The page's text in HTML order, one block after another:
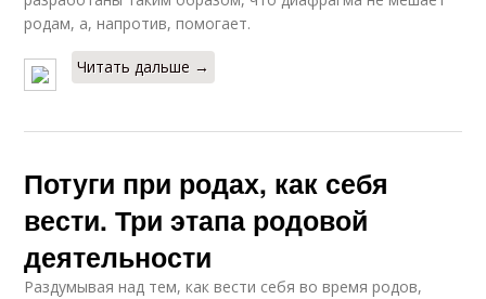
родам, а, напротив, помогает.
Читать дальше →
Потуги при родах, как себя
вести. Три этапа родовой
деятельности
Раздумывая над тем, как вести себя во время родов,